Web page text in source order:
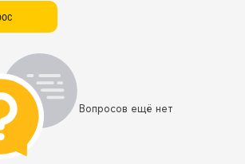
Вопросов ещё нет